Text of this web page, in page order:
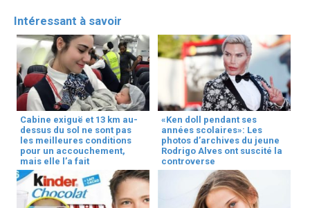
Intéressant à savoir
Cabine exiguë et 13 km au-
dessus du sol ne sont pas
les meilleures conditions
pour un accouchement,
mais elle l’a fait
«Ken doll pendant ses
années scolaires»: Les
photos d’archives du jeune
Rodrigo Alves ont suscité la
controverse